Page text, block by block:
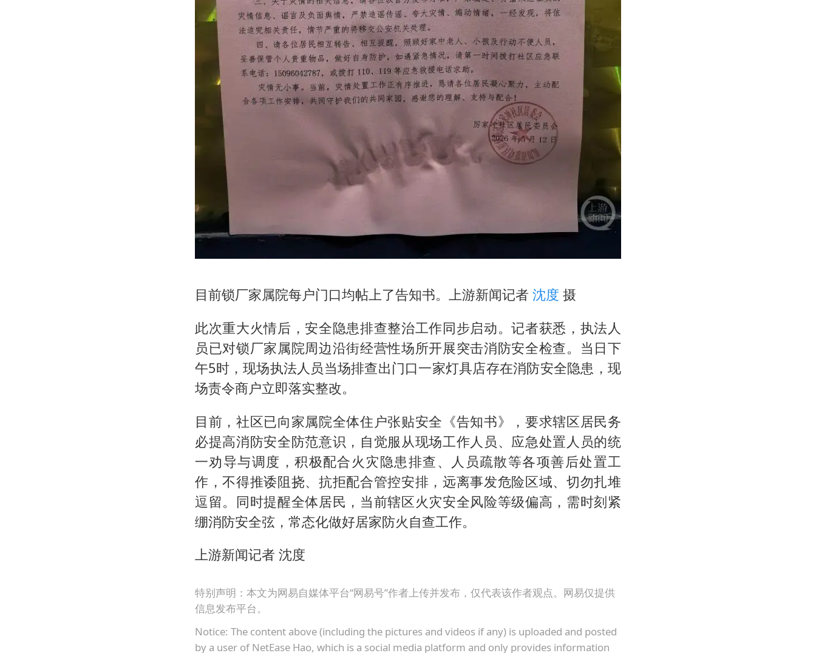
目前锁厂家属院每户门口均帖上了告知书。上游新闻记者 沈度 摄
此次重大火情后，安全隐患排查整治工作同步启动。记者获悉，执法人
员已对锁厂家属院周边沿街经营性场所开展突击消防安全检查。当日下
午5时，现场执法人员当场排查出门口一家灯具店存在消防安全隐患，现
场责令商户立即落实整改。
目前，社区已向家属院全体住户张贴安全《告知书》，要求辖区居民务
必提高消防安全防范意识，自觉服从现场工作人员、应急处置人员的统
一劝导与调度，积极配合火灾隐患排查、人员疏散等各项善后处置工
作，不得推诿阻挠、抗拒配合管控安排，远离事发危险区域、切勿扎堆
逗留。同时提醒全体居民，当前辖区火灾安全风险等级偏高，需时刻紧
绷消防安全弦，常态化做好居家防火自查工作。
上游新闻记者 沈度
特别声明：本文为网易自媒体平台“网易号”作者上传并发布，仅代表该作者观点。网易仅提供
信息发布平台。
Notice: The content above (including the pictures and videos if any) is uploaded and posted
by a user of NetEase Hao, which is a social media platform and only provides information